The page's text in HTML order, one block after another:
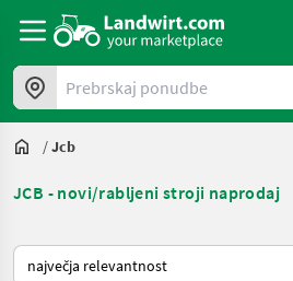
Prebrskaj ponudbe
/Jcb
JCB - novi/rabljeni stroji naprodaj
Tako je razvrščeno na Landwirt.com